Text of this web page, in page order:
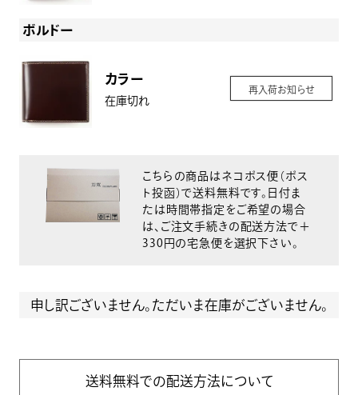
ボルドー
カラー
在庫切れ
再入荷お知らせ
こちらの商品はネコポス便（ポス
ト投函）で送料無料です。日付ま
たは時間帯指定をご希望の場合
は、ご注文手続きの配送方法で＋
330円の宅急便を選択下さい。
申し訳ございません。ただいま在庫がございません。
送料無料での配送方法について